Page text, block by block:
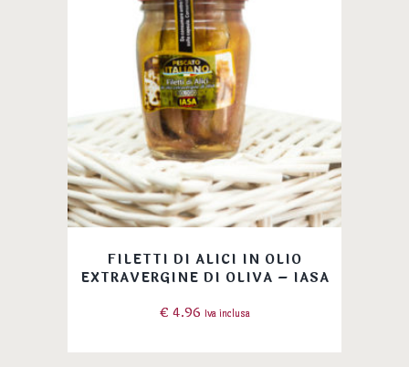
FILETTI DI ALICI IN OLIO
EXTRAVERGINE DI OLIVA – IASA
€ 4.96 Iva inclusa